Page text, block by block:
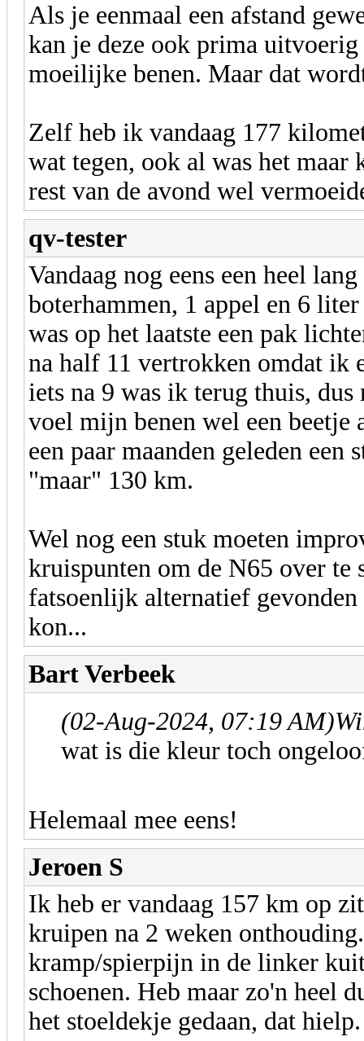
Als je eenmaal een afstand
kan je deze ook prima
moeilijke benen. Maar dat
Zelf heb ik vandaag 177
wat tegen, ook al was het
rest van de avond wel
qv-tester
Vandaag nog eens een heel
boterhammen, 1 appel en 6
was op het laatste een pak
na half 11 vertrokken omdat ik
iets na 9 was ik terug thuis,
voel mijn benen wel een beetje
een paar maanden geleden een
"maar" 130 km.
Wel nog een stuk moeten
kruispunten om de N65 over te
fatsoenlijk alternatief
kon...
Bart Verbeek
(02-Aug-2024, 07:19 AM)
wat is die kleur toch
Helemaal mee eens!
Jeroen S
Ik heb er vandaag 157 km op
kruipen na 2 weken
kramp/spierpijn in de linker
schoenen. Heb maar zo'n heel
het stoeldekje gedaan, dat hielp.